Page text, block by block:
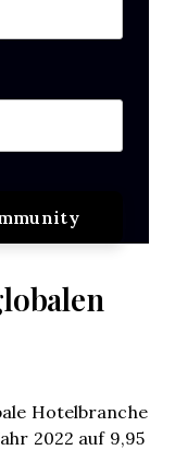
Hotelbranche
2022 auf 9,95